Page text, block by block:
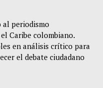
al periodismo
Caribe colombiano.
en análisis crítico para
el debate ciudadano